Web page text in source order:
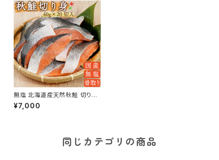
無塩 北海道産天然秋鮭 切り身
40g×20切 800g
¥7,000
同じカテゴリの商品